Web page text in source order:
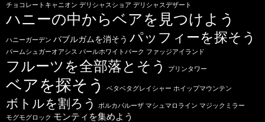
チョコレートキャニオン デリシャスショア デリシャスデザート
ハニーの中からベアを見つけよう
ハニーガーデン バブルガムを消そう パッフィーを探そう
パームシュガーオアシス パールホワイトパーク ファッジアイランド
フルーツを全部落とそう プリンタワー
ベアを探そう ベタベタグレイシャー ホイップマウンテン
ボトルを割ろう ポルカパルーザ マシュマロライン マジックミラー
モグモグロック モンティを集めよう